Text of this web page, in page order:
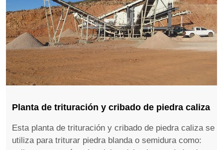
Planta de trituración y cribado de piedra caliza
Esta planta de trituración y cribado de piedra caliza se
utiliza para triturar piedra blanda o semidura como: